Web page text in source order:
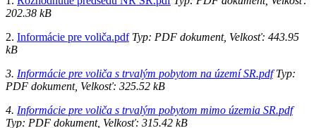
202.38 kB
2. Informácie pre voliča.pdfTyp: PDF dokument, Velkosť: 443.95
kB
3. Informácie pre voliča s trvalým pobytom na území SR.pdfTyp:
PDF dokument, Velkosť: 325.52 kB
4. Informácie pre voliča s trvalým pobytom mimo územia SR.pdf
Typ: PDF dokument, Velkosť: 315.42 kB